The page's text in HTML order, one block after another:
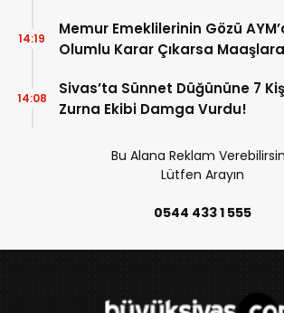
Memur Emeklilerinin Gözü
Olumlu Karar Çıkarsa
14:19
Sivas’ta Sünnet Düğününe 7
Zurna Ekibi Damga Vurdu!
14:08
Bu Alana Reklam
Lütfen Arayın
0544 433 1 555